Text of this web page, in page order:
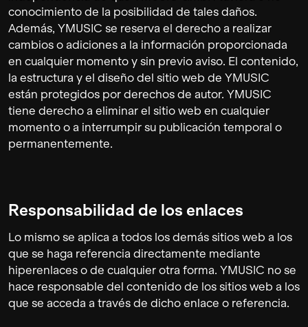
conocimiento de la posibilidad de tales daños.
Además, YMUSIC se reserva el derecho a realizar
cambios o adiciones a la información proporcionada
en cualquier momento y sin previo aviso. El contenido,
la estructura y el diseño del sitio web de YMUSIC
están protegidos por derechos de autor. YMUSIC
tiene derecho a eliminar el sitio web en cualquier
momento o a interrumpir su publicación temporal o
permanentemente.
Responsabilidad de los enlaces
Lo mismo se aplica a todos los demás sitios web a los
que se haga referencia directamente mediante
hiperenlaces o de cualquier otra forma. YMUSIC no se
hace responsable del contenido de los sitios web a los
que se acceda a través de dicho enlace o referencia.